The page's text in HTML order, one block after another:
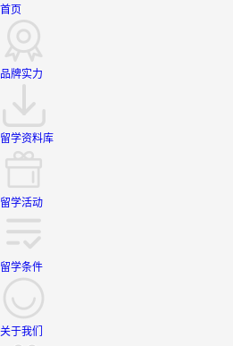
首页
品牌实力
留学资料库
留学活动
留学条件
关于我们